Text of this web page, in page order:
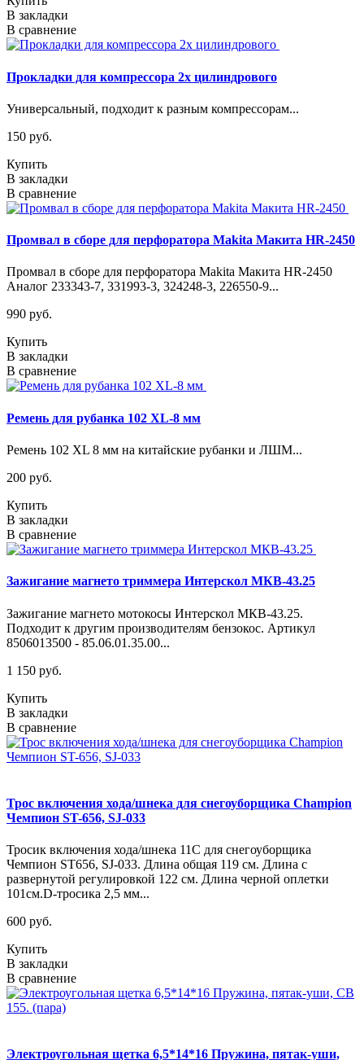
В закладки
В сравнение
Прокладки для компрессора 2х цилиндрового
Универсальный, подходит к разным компрессорам...
150 руб.
Купить
В закладки
В сравнение
Промвал в сборе для перфоратора Makita Макита HR-2450
Промвал в сборе для перфоратора Makita Макита HR-2450
Аналог 233343-7, 331993-3, 324248-3, 226550-9...
990 руб.
Купить
В закладки
В сравнение
Ремень для рубанка 102 XL-8 мм
Ремень 102 XL 8 мм на китайские рубанки и ЛШМ...
200 руб.
Купить
В закладки
В сравнение
Зажигание магнето триммера Интерскол МКВ-43.25
Зажигание магнето мотокосы Интерскол МКВ-43.25.
Подходит к другим производителям бензокос. Артикул
8506013500 - 85.06.01.35.00...
1 150 руб.
Купить
В закладки
В сравнение
Трос включения хода/шнека для снегоуборщика Champion
Чемпион ST-656, SJ-033
Тросик включения хода/шнека 11C для снегоуборщика
Чемпион ST656, SJ-033. Длина общая 119 см. Длина с
развернутой регулировкой 122 см. Длина черной оплетки
101см.D-тросика 2,5 мм...
600 руб.
Купить
В закладки
В сравнение
Электроугольная щетка 6,5*14*16 Пружина, пятак-уши,